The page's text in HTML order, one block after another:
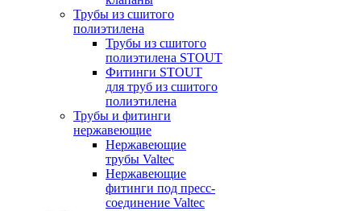
Трубы из сшитого
полиэтилена
Трубы из сшитого
полиэтилена STOUT
Фитинги STOUT
для труб из сшитого
полиэтилена
Трубы и фитинги
нержавеющие
Нержавеющие
трубы Valtec
Нержавеющие
фитинги под пресс-
соединение Valtec